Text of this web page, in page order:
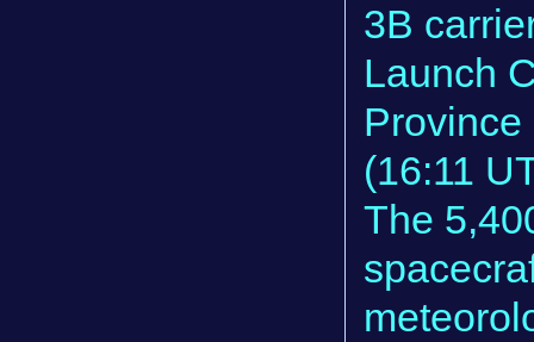
3B
Launch
(16:11
The